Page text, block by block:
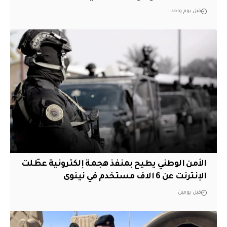
قبل يوم واحد
الأمن الوطني يطيح بمنفذ هجمة إلكترونية عطّلت
الإنترنت عن 6 الاف مستخدم في نينوى
قبل يومين